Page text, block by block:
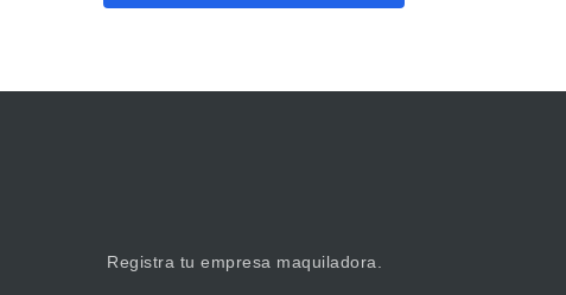
Registra tu empresa maquiladora.